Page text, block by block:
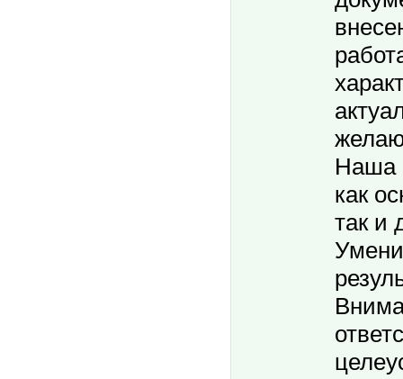
Наша
как
так и